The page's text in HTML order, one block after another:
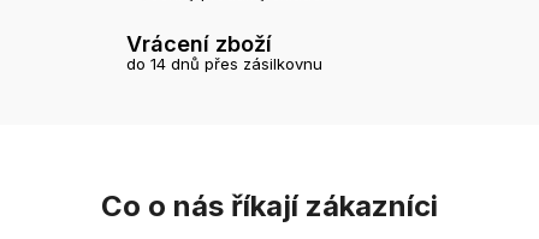
Vrácení zboží
do 14 dnů přes zásilkovnu
Co o nás říkají zákazníci